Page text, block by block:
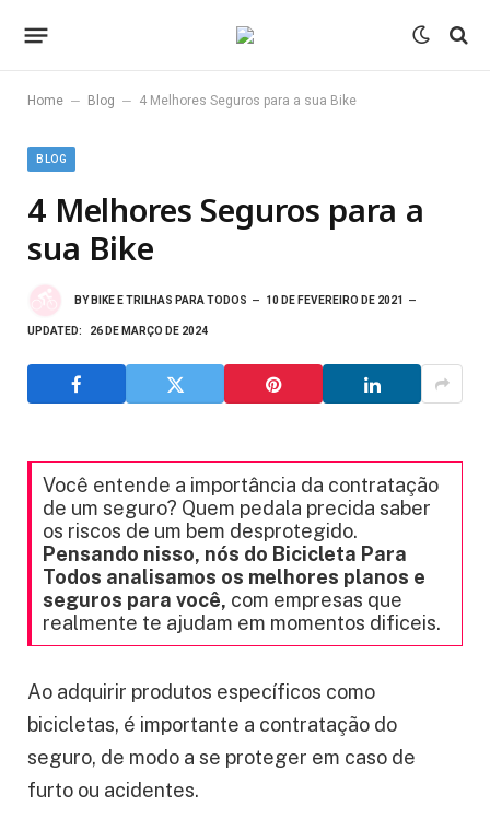
Home – Blog – 4 Melhores Seguros para a sua Bike
BLOG
4 Melhores Seguros para a
sua Bike
BY BIKE E TRILHAS PARA TODOS 10 DE FEVEREIRO DE 2021
UPDATED: 26 DE MARÇO DE 2024
Você entende a importância da contratação
de um seguro? Quem pedala precida saber
os riscos de um bem desprotegido.
Pensando nisso, nós do Bicicleta Para
Todos analisamos os melhores planos e
seguros para você, com empresas que
realmente te ajudam em momentos dificeis.
Ao adquirir produtos específicos como
bicicletas, é importante a contratação do
seguro, de modo a se proteger em caso de
furto ou acidentes.